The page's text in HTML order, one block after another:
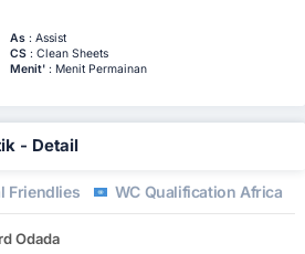
As: Assist
CS: Clean Sheets
Menit': Menit Permainan
- Detail
Friendlies WC Qualification Africa
Odada